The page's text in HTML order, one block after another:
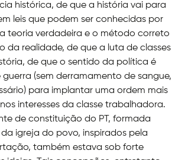
histórica, de que a história vai para
leis que podem ser conhecidas por
teoria verdadeira e o método correto
da realidade, de que a luta de classes
de que o sentido da política é
guerra (sem derramamento de sangue,
para implantar uma ordem mais
interesses da classe trabalhadora.
de constituição do PT, formada
igreja do povo, inspirados pela
também estava sob forte